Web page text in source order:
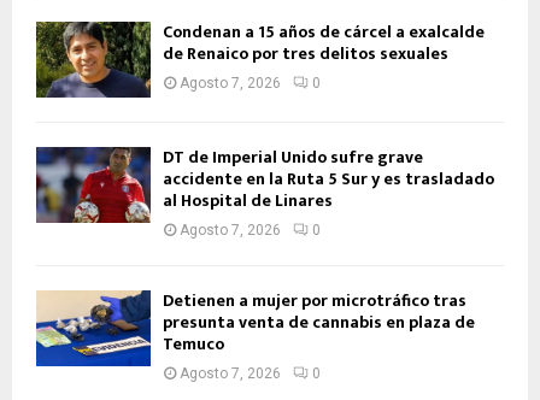
Condenan a 15 años de cárcel a exalcalde
de Renaico por tres delitos sexuales
Agosto 7, 2026 0
DT de Imperial Unido sufre grave
accidente en la Ruta 5 Sur y es trasladado
al Hospital de Linares
Agosto 7, 2026 0
Detienen a mujer por microtráfico tras
presunta venta de cannabis en plaza de
Temuco
Agosto 7, 2026 0